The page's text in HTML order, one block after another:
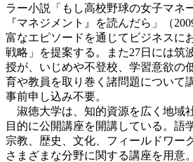
ラー小説「もし高校野球の女子マネ
『マネジメント』を読んだら」（
富なエピソードを通じてビジネスに
戦略」を提案する。また27日には筑
授が、いじめや不登校、学習意欲の
育や教員を取り巻く諸問題について
事前申し込み不要。
淑徳大学は、知的資源を広く地域
目的に公開講座を開講している。語
宗教、歴史、文化、フィールドワー
さまざまな分野に関する講座を用意